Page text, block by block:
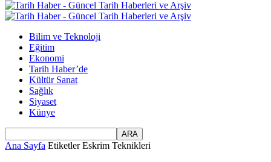
Bilim ve Teknoloji
Eğitim
Ekonomi
Tarih Haber’de
Kültür Sanat
Sağlık
Siyaset
Künye
Ana Sayfa Etiketler Eskrim Teknikleri